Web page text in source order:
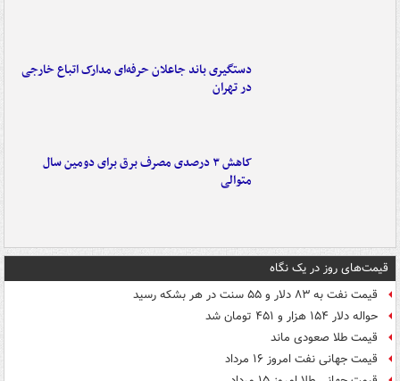
دستگیری باند جاعلان حرفه‌ای مدارک اتباع خارجی
در تهران
کاهش ۳ درصدی مصرف برق برای دومین سال
متوالی
قیمت‌های روز در یک نگاه
قیمت نفت به ۸۳ دلار و ۵۵ سنت در هر بشکه رسید
حواله دلار ۱۵۴ هزار و ۴۵۱ تومان شد
قیمت طلا صعودی ماند
قیمت جهانی نفت امروز ۱۶ مرداد